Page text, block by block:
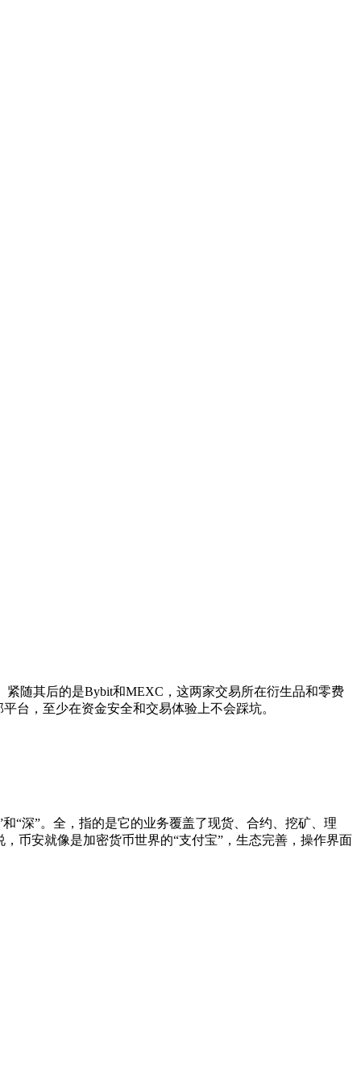
紧随其后的是Bybit和MEXC，这两家交易所在衍生品和零费
台，至少在资金安全和交易体验上不会踩坑。
“深”。全，指的是它的业务覆盖了现货、合约、挖矿、理
币安就像是加密货币世界的“支付宝”，生态完善，操作界面